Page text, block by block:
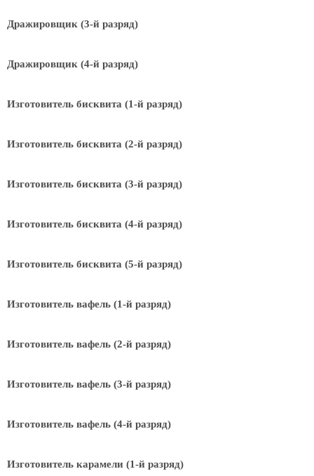
Дражировщик (3-й разряд)
Дражировщик (4-й разряд)
Изготовитель бисквита (1-й разряд)
Изготовитель бисквита (2-й разряд)
Изготовитель бисквита (3-й разряд)
Изготовитель бисквита (4-й разряд)
Изготовитель бисквита (5-й разряд)
Изготовитель вафель (1-й разряд)
Изготовитель вафель (2-й разряд)
Изготовитель вафель (3-й разряд)
Изготовитель вафель (4-й разряд)
Изготовитель карамели (1-й разряд)